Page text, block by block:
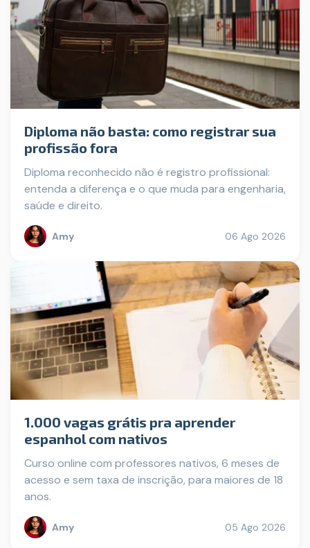
Diploma não basta: como registrar sua
profissão fora
Diploma reconhecido não é registro profissional:
entenda a diferença e o que muda para engenharia,
saúde e direito.
Amy 06 Ago 2026
1.000 vagas grátis pra aprender
espanhol com nativos
Curso online com professores nativos, 6 meses de
acesso e sem taxa de inscrição, para maiores de 18
anos.
Amy 05 Ago 2026